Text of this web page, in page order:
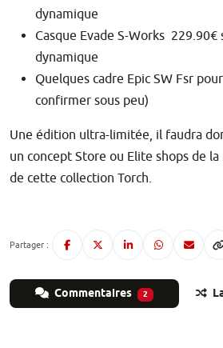
dynamique
Casque Evade S-Works 229.90€
dynamique
Quelques cadre Epic SW Fsr
confirmer sous peu)
Une édition ultra-limitée, il faudra
un concept Store ou Elite shops de
de cette collection Torch.
Partager :
Commentaires 2